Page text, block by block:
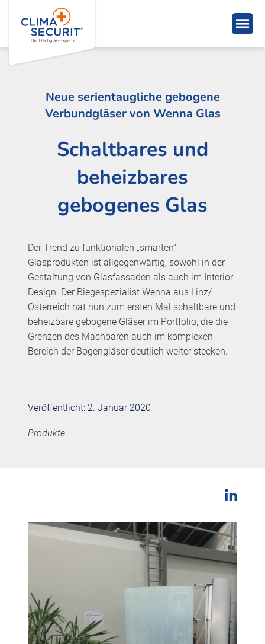
Neue serientaugliche gebogene
Verbundgläser von Wenna Glas
Schaltbares und
beheizbares
gebogenes Glas
Der Trend zu funktionalen „smarten“
Glasprodukten ist allgegenwärtig, sowohl in der
Gestaltung von Glasfassaden als auch im Interior
Design. Der Biegespezialist Wenna aus Linz/
Österreich hat nun zum ersten Mal schaltbare und
beheizbare gebogene Gläser im Portfolio, die die
Grenzen des Machbaren auch im komplexen
Bereich der Bogengläser deutlich weiter stecken.
Veröffentlicht: 2. Januar 2020
Produkte